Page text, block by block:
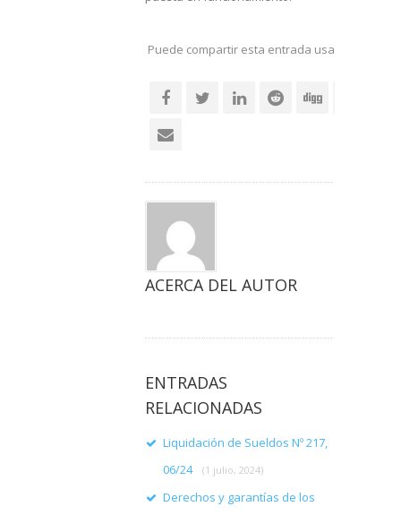
Puede compartir esta entrada usando sus
ACERCA DEL AUTOR
ENTRADAS
RELACIONADAS
Liquidación de Sueldos Nº 217,
06/24
(1 julio, 2024)
Derechos y garantías de los